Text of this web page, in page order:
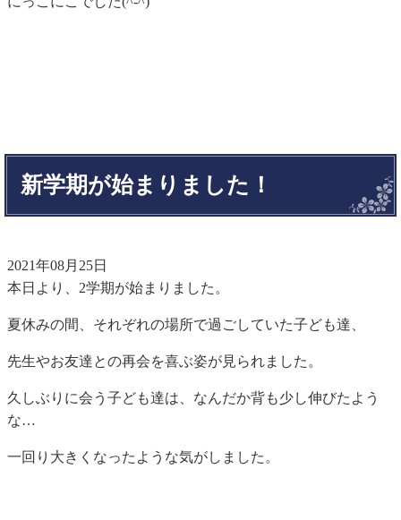
新学期が始まりました！
2021年08月25日
本日より、2学期が始まりました。
夏休みの間、それぞれの場所で過ごしていた子ども達、
先生やお友達との再会を喜ぶ姿が見られました。
久しぶりに会う子ども達は、なんだか背も少し伸びたよう
な…
一回り大きくなったような気がしました。